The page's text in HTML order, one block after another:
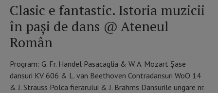
Clasic e fantastic. Istoria muzicii
în pași de dans @ Ateneul
Român
Program: G. Fr. Handel Pasacaglia & W. A. Mozart Șase
dansuri KV 606 & L. van Beethoven Contradansuri WoO 14
& J. Strauss Polca fierarului & J. Brahms Dansurile ungare nr.